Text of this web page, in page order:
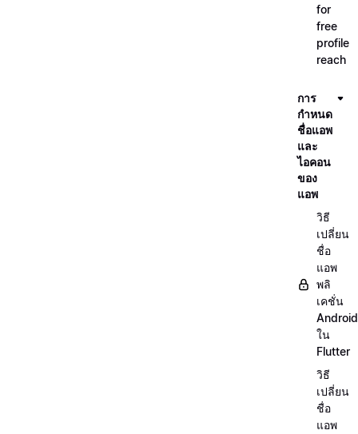
for
free
profile
reach
การ
กำหนด
ชื่อแอพ
และ
ไอคอน
ของ
แอพ
วิธี
เปลี่ยน
ชื่อ
แอพ
พลิ
เคชั่น
Android
ใน
Flutter
วิธี
เปลี่ยน
ชื่อ
แอพ